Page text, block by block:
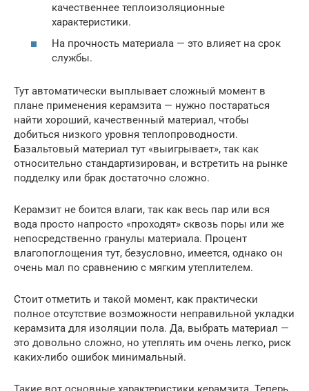
качественнее теплоизоляционные
характеристики.
На прочность материала — это влияет на срок
службы.
Тут автоматически выплывает сложный момент в
плане применения керамзита — нужно постараться
найти хороший, качественный материал, чтобы
добиться низкого уровня теплопроводности.
Базальтовый материал тут «выигрывает», так как
относительно стандартизирован, и встретить на рынке
подделку или брак достаточно сложно.
Керамзит не боится влаги, так как весь пар или вся
вода просто напросто «проходят» сквозь поры или же
непосредственно гранулы материала. Процент
влагопоглощения тут, безусловно, имеется, однако он
очень мал по сравнению с мягким утеплителем.
Стоит отметить и такой момент, как практически
полное отсутствие возможности неправильной укладки
керамзита для изоляции пола. Да, выбрать материал —
это довольно сложно, но утеплять им очень легко, риск
каких-либо ошибок минимальный.